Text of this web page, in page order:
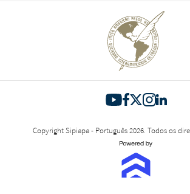
Copyright Sipiapa - Português 2026. Todos os